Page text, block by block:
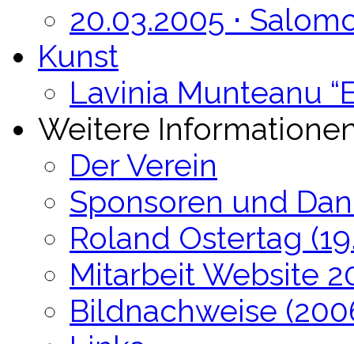
20.03.2005 ⋅
Kunst
Lavinia Munteanu
Weitere
Der Verein
Sponsoren und
Roland Ostertag
Mitarbeit Website
Bildnachweise